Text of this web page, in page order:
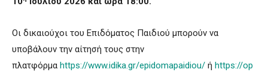
Οι δικαιούχοι του Επιδόματος Παιδιού μπορούν να
υποβάλουν την αίτησή τους στην
πλατφόρμα https://www.idika.gr/epidomapaidiou/ ή https://op